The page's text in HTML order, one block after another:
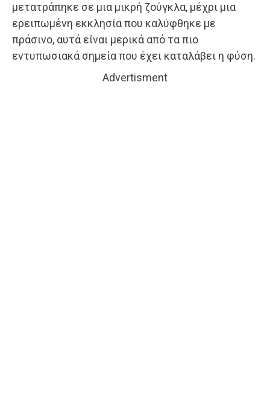
μετατράπηκε σε μια μικρή ζούγκλα, μέχρι μια
ερειπωμένη εκκλησία που καλύφθηκε με
πράσινο, αυτά είναι μερικά από τα πιο
εντυπωσιακά σημεία που έχει καταλάβει η φύση.
Advertisment